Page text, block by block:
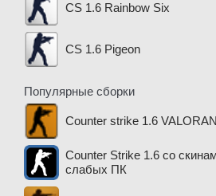
CS 1.6 Rainbow Six
CS 1.6 Pigeon
Популярные сборки
Counter strike 1.6
Counter Strike 1.6 со
слабых ПК